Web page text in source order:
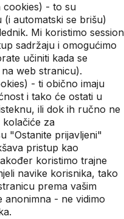
cookies) - to su
(i automatski se brišu)
Mi koristimo session
sadržaju i omogućimo
učiniti kada se
web stranicu).
- ti obično imaju
i tako će ostati u
ili dok ih ručno ne
kolačiće za
"Ostanite prijavljeni"
pristup kao
koristimo trajne
navike korisnika, tako
prema vašim
anonimna - ne vidimo